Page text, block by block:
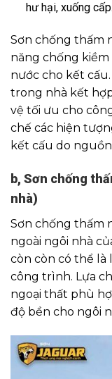
hư hại, xuống cấp.
Sơn chống thấm
năng chống kiềm
nước cho kết
trong nhà kết
vệ tối ưu cho
chế các hiện
kết cấu do
b, Sơn chống
nhà)
Sơn chống thấm
ngoài ngôi nhà
còn còn có thể là
công trình. Lựa
ngoại thất phù
độ bền cho ngôi